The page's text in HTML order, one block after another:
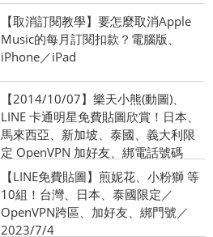
【取消訂閱教學】要怎麼取消Apple
Music的每月訂閱扣款？電腦版、
iPhone／iPad
【2014/10/07】樂天小熊(動圖)、
LINE 卡通明星免費貼圖欣賞！日本、
馬來西亞、新加坡、泰國、義大利限
定 OpenVPN 加好友、綁電話號碼
【LINE免費貼圖】煎妮花、小粉獅 等
10組！台灣、日本、泰國限定／
OpenVPN跨區、加好友、綁門號／
2023/7/4